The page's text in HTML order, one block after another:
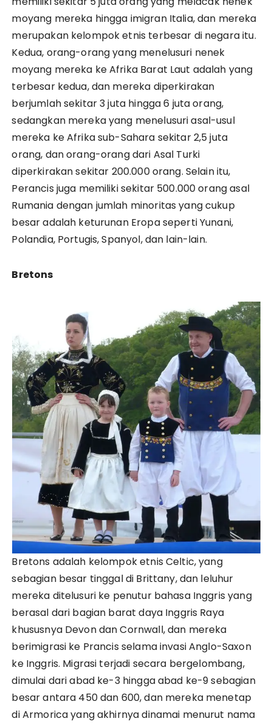
moyang mereka hingga imigran Italia, dan mereka
merupakan kelompok etnis terbesar di negara itu.
Kedua, orang-orang yang menelusuri nenek
moyang mereka ke Afrika Barat Laut adalah yang
terbesar kedua, dan mereka diperkirakan
berjumlah sekitar 3 juta hingga 6 juta orang,
sedangkan mereka yang menelusuri asal-usul
mereka ke Afrika sub-Sahara sekitar 2,5 juta
orang, dan orang-orang dari Asal Turki
diperkirakan sekitar 200.000 orang. Selain itu,
Perancis juga memiliki sekitar 500.000 orang asal
Rumania dengan jumlah minoritas yang cukup
besar adalah keturunan Eropa seperti Yunani,
Polandia, Portugis, Spanyol, dan lain-lain.
Bretons
Bretons adalah kelompok etnis Celtic, yang
sebagian besar tinggal di Brittany, dan leluhur
mereka ditelusuri ke penutur bahasa Inggris yang
berasal dari bagian barat daya Inggris Raya
khususnya Devon dan Cornwall, dan mereka
berimigrasi ke Prancis selama invasi Anglo-Saxon
ke Inggris. Migrasi terjadi secara bergelombang,
dimulai dari abad ke-3 hingga abad ke-9 sebagian
besar antara 450 dan 600, dan mereka menetap
di Armorica yang akhirnya dinamai menurut nama